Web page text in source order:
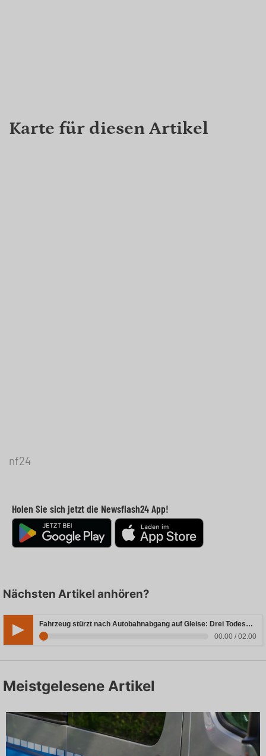
Karte für diesen Artikel
nf24
Holen Sie sich jetzt die Newsflash24 App!
Nächsten Artikel anhören?
Fahrzeug stürzt nach Autobahnabgang auf Gleise: Drei Todesopfer in Bayern
00:00 / 02:00
Meistgelesene Artikel